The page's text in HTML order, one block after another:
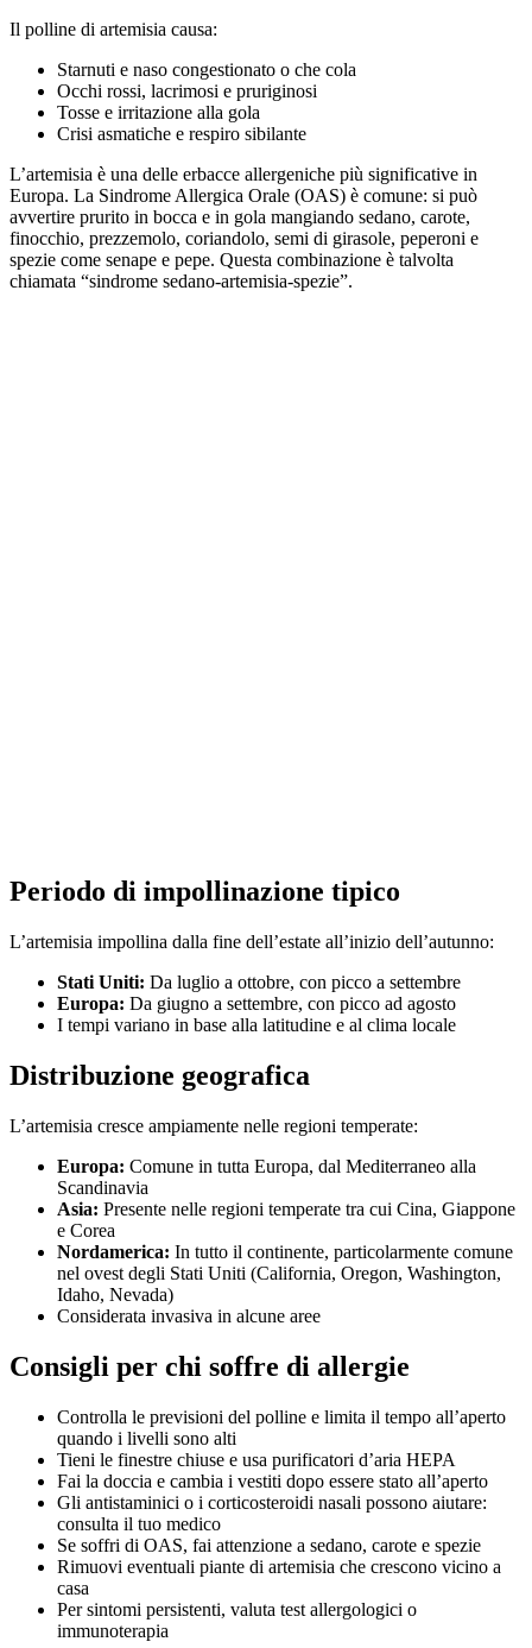
Il polline di artemisia causa:
Starnuti e naso congestionato o che cola
Occhi rossi, lacrimosi e pruriginosi
Tosse e irritazione alla gola
Crisi asmatiche e respiro sibilante
L’artemisia è una delle erbacce allergeniche più significative in
Europa. La Sindrome Allergica Orale (OAS) è comune: si può
avvertire prurito in bocca e in gola mangiando sedano, carote,
finocchio, prezzemolo, coriandolo, semi di girasole, peperoni e
spezie come senape e pepe. Questa combinazione è talvolta
chiamata “sindrome sedano-artemisia-spezie”.
Periodo di impollinazione tipico
L’artemisia impollina dalla fine dell’estate all’inizio dell’autunno:
Stati Uniti: Da luglio a ottobre, con picco a settembre
Europa: Da giugno a settembre, con picco ad agosto
I tempi variano in base alla latitudine e al clima locale
Distribuzione geografica
L’artemisia cresce ampiamente nelle regioni temperate:
Europa: Comune in tutta Europa, dal Mediterraneo alla
Scandinavia
Asia: Presente nelle regioni temperate tra cui Cina, Giappone
e Corea
Nordamerica: In tutto il continente, particolarmente comune
nel ovest degli Stati Uniti (California, Oregon, Washington,
Idaho, Nevada)
Considerata invasiva in alcune aree
Consigli per chi soffre di allergie
Controlla le previsioni del polline e limita il tempo all’aperto
quando i livelli sono alti
Tieni le finestre chiuse e usa purificatori d’aria HEPA
Fai la doccia e cambia i vestiti dopo essere stato all’aperto
Gli antistaminici o i corticosteroidi nasali possono aiutare:
consulta il tuo medico
Se soffri di OAS, fai attenzione a sedano, carote e spezie
Rimuovi eventuali piante di artemisia che crescono vicino a
casa
Per sintomi persistenti, valuta test allergologici o
immunoterapia